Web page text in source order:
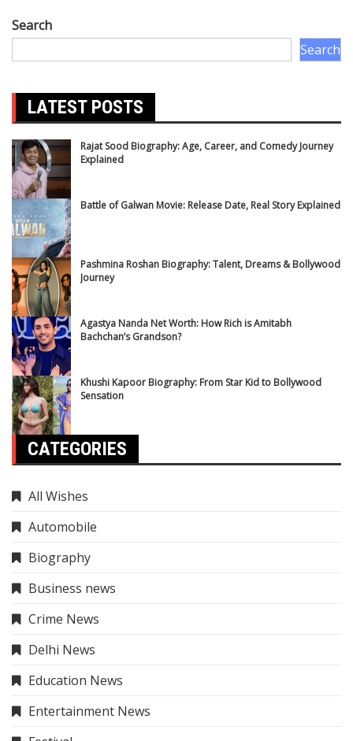
Search
Search
LATEST POSTS
Rajat Sood Biography: Age, Career, and Comedy Journey
Explained
Battle of Galwan Movie: Release Date, Real Story Explained
Pashmina Roshan Biography: Talent, Dreams & Bollywood
Journey
Agastya Nanda Net Worth: How Rich is Amitabh
Bachchan’s Grandson?
Khushi Kapoor Biography: From Star Kid to Bollywood
Sensation
CATEGORIES
All Wishes
Automobile
Biography
Business news
Crime News
Delhi News
Education News
Entertainment News